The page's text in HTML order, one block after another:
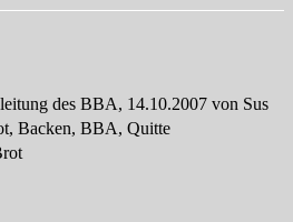
des BBA, 14.10.2007 von Sus
Backen, BBA, Quitte